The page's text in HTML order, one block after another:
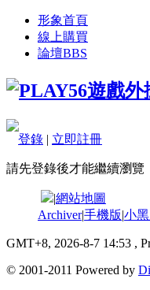
形象首頁
線上購買
論壇BBS
登錄 | 立即註冊
請先登錄後才能繼續瀏覽
|網站地圖
Archiver|手機版|小
GMT+8, 2026-8-7 14:53 ,
© 2001-2011 Powered by